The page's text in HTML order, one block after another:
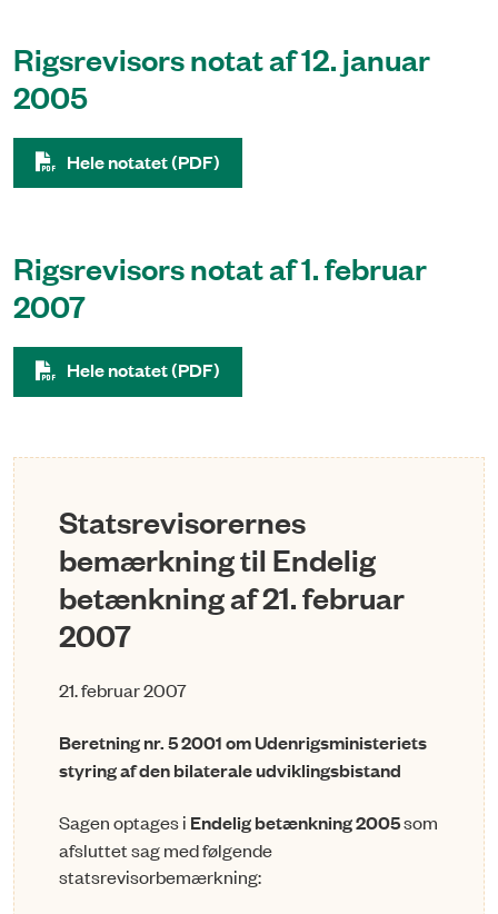
Rigsrevisors notat af 12. januar
2005
Hele notatet (PDF)
Rigsrevisors notat af 1. februar
2007
Hele notatet (PDF)
Statsrevisorernes
bemærkning til Endelig
betænkning af 21. februar
2007
21. februar 2007
Beretning nr. 5 2001 om Udenrigsministeriets
styring af den bilaterale udviklingsbistand
Sagen optages i Endelig betænkning 2005som
afsluttet sag med følgende
statsrevisorbemærkning: